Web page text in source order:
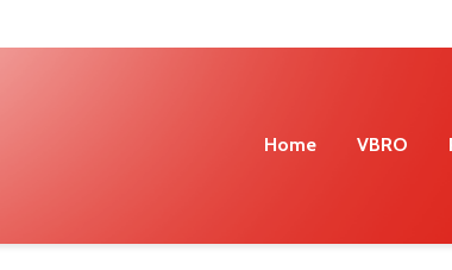
Home VBRO